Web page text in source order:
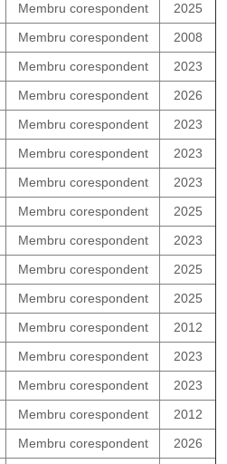
Membru corespondent
2025
Membru corespondent
2008
Membru corespondent
2023
Membru corespondent
2026
Membru corespondent
2023
Membru corespondent
2023
Membru corespondent
2023
Membru corespondent
2025
Membru corespondent
2023
Membru corespondent
2025
Membru corespondent
2025
Membru corespondent
2012
Membru corespondent
2023
Membru corespondent
2023
Membru corespondent
2012
Membru corespondent
2026